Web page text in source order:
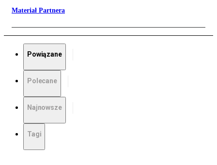
Materiał Partnera
Powiązane
Polecane
Najnowsze
Tagi